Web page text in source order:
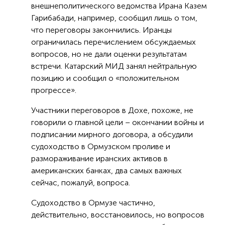
внешнеполитического ведомства Ирана Казем
Гарибабади, например, сообщил лишь о том,
что переговоры закончились. Иранцы
ограничилась перечислением обсуждаемых
вопросов, но не дали оценки результатам
встречи. Катарский МИД занял нейтральную
позицию и сообщил о «положительном
прогрессе».
Участники переговоров в Дохе, похоже, не
говорили о главной цели – окончании войны и
подписании мирного договора, а обсудили
судоходство в Ормузском проливе и
размораживание иранских активов в
американских банках, два самых важных
сейчас, пожалуй, вопроса.
Судоходство в Ормузе частично,
действительно, восстановилось, но вопросов